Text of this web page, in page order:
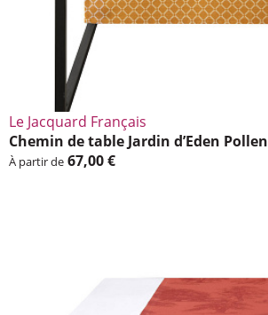
Le Jacquard Français
Chemin de table Jardin d’Eden Pollen
À partir de 67,00 €